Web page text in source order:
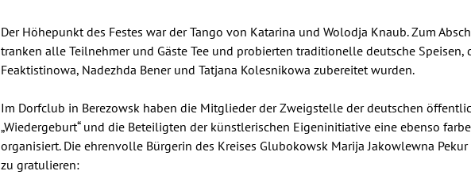
Der Höhepunkt des Festes war der Tango von Katarina und Wolodja Knaub. Zum
tranken alle Teilnehmer und Gäste Tee und probierten traditionelle deutsche Speisen,
Feaktistinowa, Nadezhda Bener und Tatjana Kolesnikowa zubereitet wurden.
Im Dorfclub in Berezowsk haben die Mitglieder der Zweigstelle der deutschen
„Wiedergeburt“ und die Beteiligten der künstlerischen Eigeninitiative eine ebenso
organisiert. Die ehrenvolle Bürgerin des Kreises Glubokowsk Marija Jakowlewna
zu gratulieren: